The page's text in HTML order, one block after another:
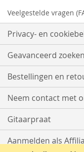
Veelgestelde vragen
Privacy- en
Geavanceerd zoeken
Bestellingen en
Neem contact met
Gitaarpraat
Aanmelden als